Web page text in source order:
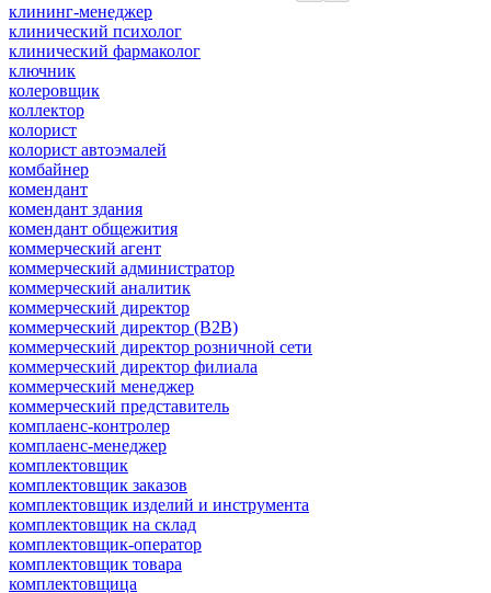
клининг-менеджер
клинический психолог
клинический фармаколог
ключник
колеровщик
коллектор
колорист
колорист автоэмалей
комбайнер
комендант
комендант здания
комендант общежития
коммерческий агент
коммерческий администратор
коммерческий аналитик
коммерческий директор
коммерческий директор (B2B)
коммерческий директор розничной сети
коммерческий директор филиала
коммерческий менеджер
коммерческий представитель
комплаенс-контролер
комплаенс-менеджер
комплектовщик
комплектовщик заказов
комплектовщик изделий и инструмента
комплектовщик на склад
комплектовщик-оператор
комплектовщик товара
комплектовщица